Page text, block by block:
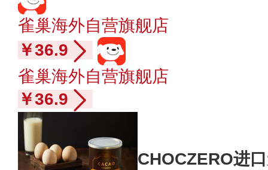
雀巢海外自营旗舰店
￥36.9
雀巢海外自营旗舰店
￥36.9
CHOCZERO进